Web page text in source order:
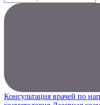
Консультация врачей по